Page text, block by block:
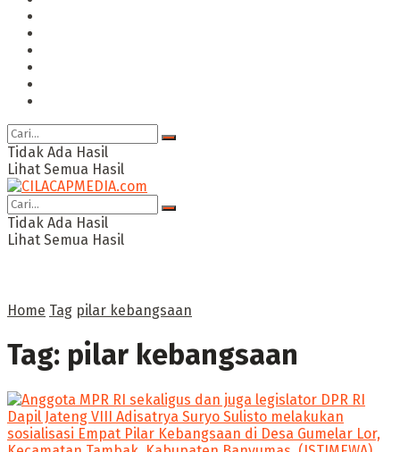
Tidak Ada Hasil
Lihat Semua Hasil
Tidak Ada Hasil
Lihat Semua Hasil
Home Tag pilar kebangsaan
Tag: pilar kebangsaan